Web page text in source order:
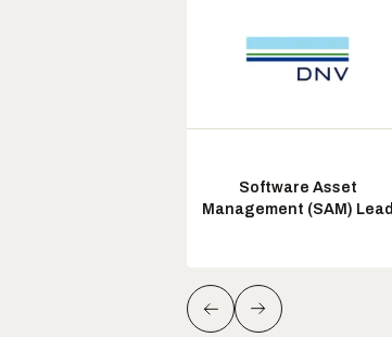
Software Asset
Management (SAM) Lead